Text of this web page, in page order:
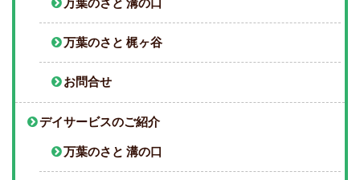
万葉のさと 溝の口
万葉のさと 梶ヶ谷
お問合せ
デイサービスのご紹介
万葉のさと 溝の口